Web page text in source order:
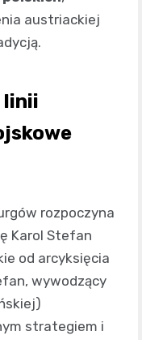
austriackiej
linii
rozpoczyna
Karol Stefan
od arcyksięcia
wywodzący
strategiem i